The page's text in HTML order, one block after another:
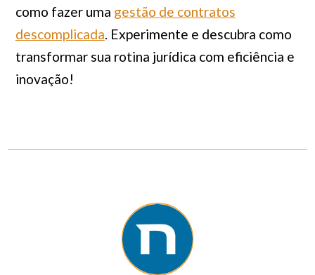
como fazer uma gestão de contratos
descomplicada. Experimente e descubra como
transformar sua rotina jurídica com eficiência e
inovação!